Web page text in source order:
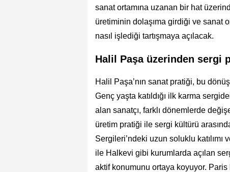
sanat ortamına uzanan bir hat
üretiminin dolaşıma girdiği ve sanat
nasıl işlediği tartışmaya açılacak.
Halil Paşa üzerinden sergi
Halil Paşa’nın sanat pratiği, bu
Genç yaşta katıldığı ilk karma
alan sanatçı, farklı dönemlerde
üretim pratiği ile sergi kültürü
Sergileri’ndeki uzun soluklu katılımı
ile Halkevi gibi kurumlarda açılan
aktif konumunu ortaya koyuyor. Paris